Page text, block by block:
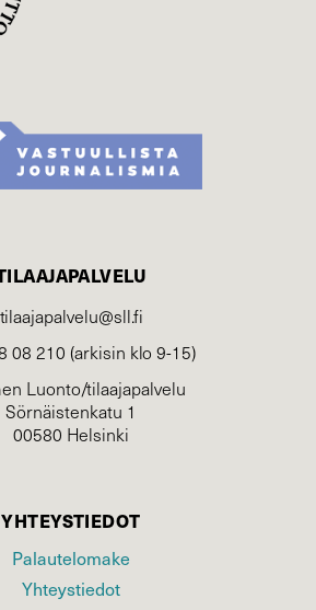
tilaajapalvelu@sll.fi
08 210 (arkisin klo 9-15)
Luonto/tilaajapalvelu
Sörnäistenkatu 1
00580 Helsinki
YHTEYSTIEDOT
Palautelomake
Yhteystiedot